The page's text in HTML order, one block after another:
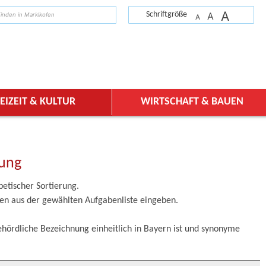
Schriftgröße A A A
& KULTUR WIRTSCHAFT & BAUEN
Sortierung.
aus der gewählten Aufgabenliste eingeben.
Bezeichnung einheitlich in Bayern ist und synonyme